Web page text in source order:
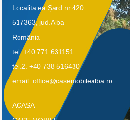
Localitatea Șard nr.420
517363, jud.Alba
România
tel. +40 771 631151
tel.2. +40 738 516430
email: office@casemobilealba.ro
ACASA